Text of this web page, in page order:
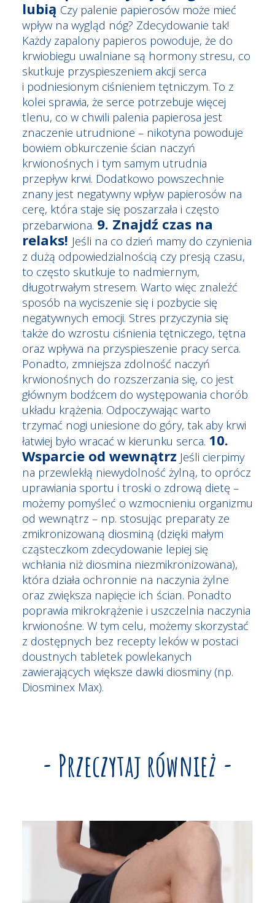
lubią Czy palenie papierosów może mieć
wpływ na wygląd nóg? Zdecydowanie tak!
Każdy zapalony papieros powoduje, że do
krwiobiegu uwalniane są hormony stresu, co
skutkuje przyspieszeniem akcji serca
i podniesionym ciśnieniem tętniczym. To z
kolei sprawia, że serce potrzebuje więcej
tlenu, co w chwili palenia papierosa jest
znaczenie utrudnione – nikotyna powoduje
bowiem obkurczenie ścian naczyń
krwionośnych i tym samym utrudnia
przepływ krwi. Dodatkowo powszechnie
znany jest negatywny wpływ papierosów na
cerę, która staje się poszarzała i często
przebarwiona. 9. Znajdź czas na
relaks! Jeśli na co dzień mamy do czynienia
z dużą odpowiedzialnością czy presją czasu,
to często skutkuje to nadmiernym,
długotrwałym stresem. Warto więc znaleźć
sposób na wyciszenie się i pozbycie się
negatywnych emocji. Stres przyczynia się
także do wzrostu ciśnienia tętniczego, tętna
oraz wpływa na przyspieszenie pracy serca.
Ponadto, zmniejsza zdolność naczyń
krwionośnych do rozszerzania się, co jest
głównym bodźcem do występowania chorób
układu krążenia. Odpoczywając warto
trzymać nogi uniesione do góry, tak aby krwi
łatwiej było wracać w kierunku serca. 10.
Wsparcie od wewnątrz Jeśli cierpimy
na przewlekłą niewydolność żylną, to oprócz
uprawiania sportu i troski o zdrową dietę –
możemy pomyśleć o wzmocnieniu organizmu
od wewnątrz – np. stosując preparaty ze
zmikronizowaną diosminą (dzięki małym
cząsteczkom zdecydowanie lepiej się
wchłania niż diosmina niezmikronizowana),
która działa ochronnie na naczynia żylne
oraz zwiększa napięcie ich ścian. Ponadto
poprawia mikrokrążenie i uszczelnia naczynia
krwionośne. W tym celu, możemy skorzystać
z dostępnych bez recepty leków w postaci
doustnych tabletek powlekanych
zawierających większe dawki diosminy (np.
Diosminex Max).
- Przeczytaj również -